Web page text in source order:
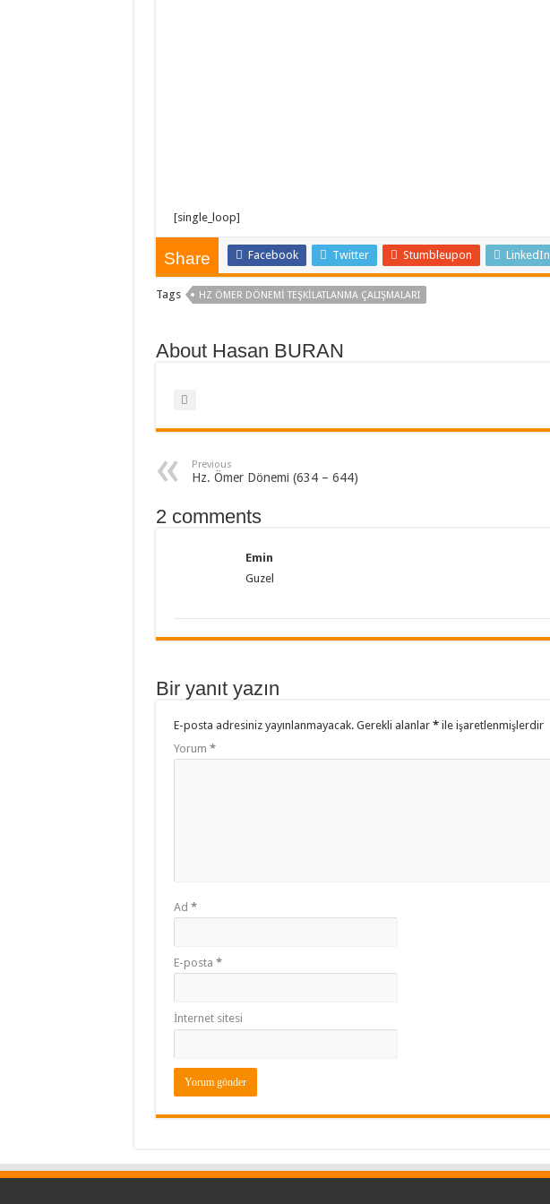
[single_loop]
Share Facebook Twitter Stumbleupon LinkedIn
Tags HZ ÖMER DÖNEMI TEŞKILATLANMA ÇALIŞMALARI
About Hasan BURAN
Previous
Hz. Ömer Dönemi (634 – 644)
2 comments
Emin
Guzel
Bir yanıt yazın
E-posta adresiniz yayınlanmayacak. Gerekli alanlar *ile işaretlenmişlerdir
Yorum *
Ad *
E-posta *
İnternet sitesi